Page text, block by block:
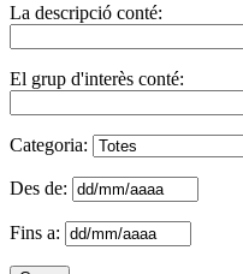
La descripció conté:
El grup d'interès conté:
Categoria:
Des de:
Fins a: